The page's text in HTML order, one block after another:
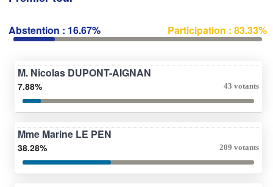
Abstention : 16.67% Participation : 83.33%
M. Nicolas DUPONT-AIGNAN
7.88% 43 votants
Mme Marine LE PEN
38.28% 209 votants